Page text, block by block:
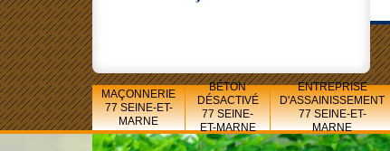
MAÇONNERIE
77 SEINE-ET-
MARNE
BÉTON
DÉSACTIVÉ
77 SEINE-
ET-MARNE
ENTREPRISE
D'ASSAINISSEMENT
77 SEINE-ET-
MARNE